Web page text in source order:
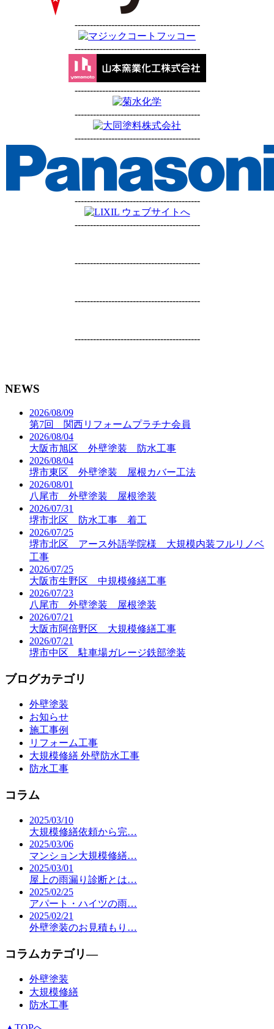
-----------------------------------------
-----------------------------------------
-----------------------------------------
-----------------------------------------
-----------------------------------------
-----------------------------------------
-----------------------------------------
-----------------------------------------
-----------------------------------------
-----------------------------------------
NEWS
2026/08/09
第7回 関西リフォームプラチナ会員
2026/08/04
大阪市旭区 外壁塗装 防水工事
2026/08/04
堺市東区 外壁塗装 屋根カバー工法
2026/08/01
八尾市 外壁塗装 屋根塗装
2026/07/31
堺市北区 防水工事 着工
2026/07/25
堺市北区 アース外語学院様 大規模内装フルリノベ
工事
2026/07/25
大阪市生野区 中規模修繕工事
2026/07/23
八尾市 外壁塗装 屋根塗装
2026/07/21
大阪市阿倍野区 大規模修繕工事
2026/07/21
堺市中区 駐車場ガレージ鉄部塗装
ブログカテゴリ
外壁塗装
お知らせ
施工事例
リフォーム工事
大規模修繕 外壁防水工事
防水工事
コラム
2025/03/10
大規模修繕依頼から完…
2025/03/06
マンション大規模修繕…
2025/03/01
屋上の雨漏り診断とは…
2025/02/25
アパート・ハイツの雨…
2025/02/21
外壁塗装のお見積もり…
コラムカテゴリ―
外壁塗装
大規模修繕
防水工事